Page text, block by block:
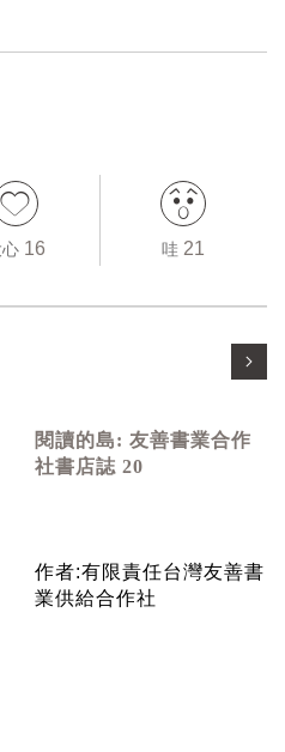
16 哇 21
閱讀的島: 友善書業合作
社書店誌 20
作者:有限責任台灣友善書
業供給合作社